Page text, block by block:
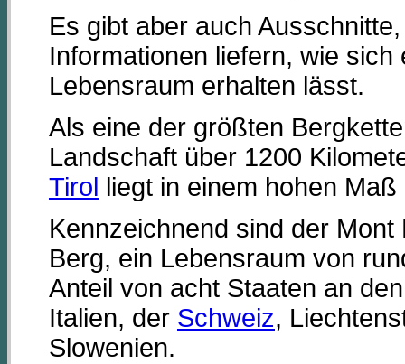
Es gibt aber auch
Informationen liefern, wie
Lebensraum erhalten lässt.
Als eine der größten
Landschaft über 1200
Tirol liegt in einem hohen
Kennzeichnend sind der
Berg, ein Lebensraum von
Anteil von acht Staaten an
Italien, der Schweiz,
Slowenien.